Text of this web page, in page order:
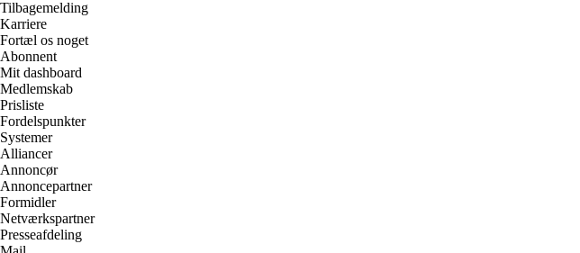
Tilbagemelding
Karriere
Fortæl os noget
Abonnent
Mit dashboard
Medlemskab
Prisliste
Fordelspunkter
Systemer
Alliancer
Annoncør
Annoncepartner
Formidler
Netværkspartner
Presseafdeling